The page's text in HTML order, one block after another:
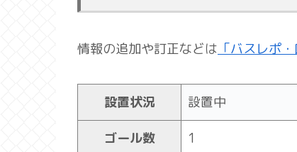
情報の追加や訂正などは 「バスレポ・
設置状況 設置中
ゴール数 1